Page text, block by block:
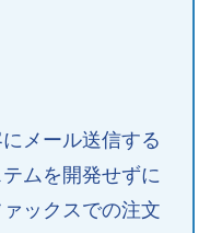
メール送信する
ムを開発せずに
ックスでの注文